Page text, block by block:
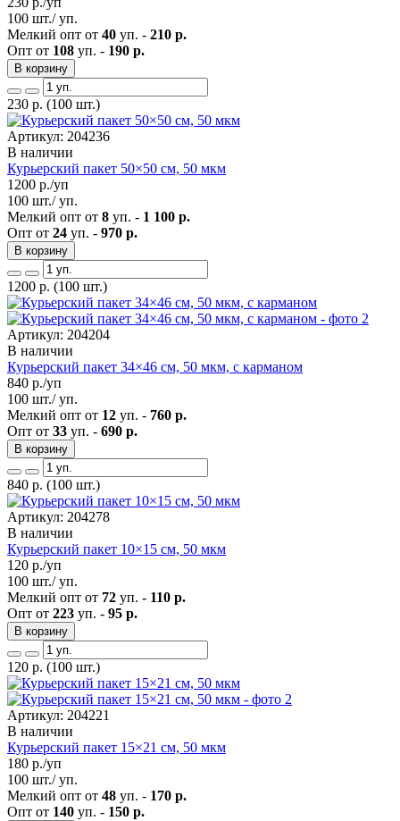
100 шт./ уп.
Мелкий опт от 40 уп. - 210 р.
Опт от 108 уп. - 190 р.
В корзину
230 р. (100 шт.)
Артикул: 204236
В наличии
Курьерский пакет 50×50 см, 50 мкм
1200 р./уп
100 шт./ уп.
Мелкий опт от 8 уп. - 1 100 р.
Опт от 24 уп. - 970 р.
В корзину
1200 р. (100 шт.)
Артикул: 204204
В наличии
Курьерский пакет 34×46 см, 50 мкм, с карманом
840 р./уп
100 шт./ уп.
Мелкий опт от 12 уп. - 760 р.
Опт от 33 уп. - 690 р.
В корзину
840 р. (100 шт.)
Артикул: 204278
В наличии
Курьерский пакет 10×15 см, 50 мкм
120 р./уп
100 шт./ уп.
Мелкий опт от 72 уп. - 110 р.
Опт от 223 уп. - 95 р.
В корзину
120 р. (100 шт.)
Артикул: 204221
В наличии
Курьерский пакет 15×21 см, 50 мкм
180 р./уп
100 шт./ уп.
Мелкий опт от 48 уп. - 170 р.
Опт от 140 уп. - 150 р.